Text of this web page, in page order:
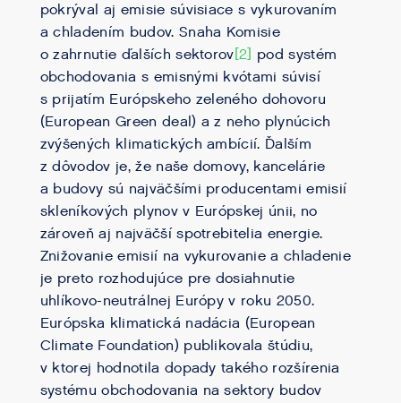
pokrýval aj emisie súvisiace s vykurovaním
a chladením budov. Snaha Komisie
o zahrnutie ďalších sektorov[2] pod systém
obchodovania s emisnými kvótami súvisí
s prijatím Európskeho zeleného dohovoru
(European Green deal) a z neho plynúcich
zvýšených klimatických ambícií. Ďalším
z dôvodov je, že naše domovy, kancelárie
a budovy sú najväčšími producentami emisií
skleníkových plynov v Európskej únii, no
zároveň aj najväčší spotrebitelia energie.
Znižovanie emisií na vykurovanie a chladenie
je preto rozhodujúce pre dosiahnutie
uhlíkovo-neutrálnej Európy v roku 2050.
Európska klimatická nadácia (European
Climate Foundation) publikovala štúdiu,
v ktorej hodnotila dopady takého rozšírenia
systému obchodovania na sektory budov